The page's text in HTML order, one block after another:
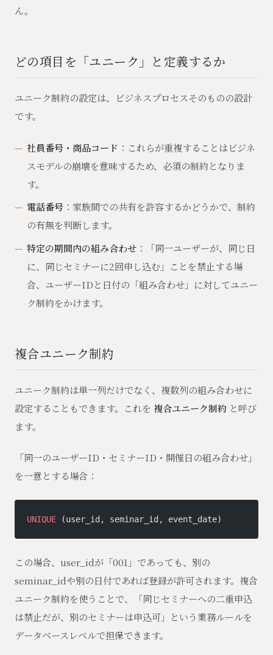
ん。
どの項目を「ユニーク」と定義するか
ユニーク制約の設定は、ビジネスプロセスそのものの設計
です。
社員番号・商品コード ：これらが重複することはビジネ
スモデルの崩壊を意味するため、必須の制約となりま
す。
電話番号 ：家族間での共有を許容するかどうかで、制約
の有無を判断します。
特定の期間内の組み合わせ ：「同一ユーザーが、同じ日
に、同じセミナーに2回申し込む」ことを禁止する場
合、ユーザーIDと日付の「組み合わせ」に対してユニー
ク制約をかけます。
複合ユニーク制約
ユニーク制約は単一列だけでなく、複数列の組み合わせに
設定することもできます。これを 複合ユニーク制約 と呼び
ます。
「同一のユーザーID・セミナーID・開催日の組み合わせ」
を一意とする場合：
UNIQUE (user_id, seminar_id, event_date)
この場合、user_idが「001」であっても、別の
seminar_idや別の日付であれば登録が許可されます。複合
ユニーク制約を使うことで、「同じセミナーへの二重申込
は禁止だが、別のセミナーは申込可」という業務ルールを
データベースレベルで担保できます。